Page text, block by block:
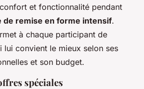
et fonctionnalité pendant
de remise en forme intensif.
à chaque participant de
lui convient le mieux selon ses
et son budget.
spéciales